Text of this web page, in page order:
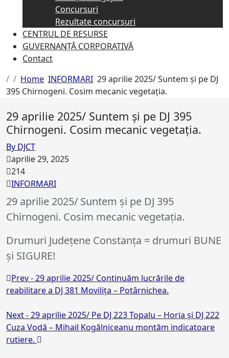
Concursuri
Rezultate concursuri
CENTRUL DE RESURSE
GUVERNANȚĂ CORPORATIVĂ
Contact
Home INFORMARI 29 aprilie 2025/ Suntem și pe DJ
395 Chirnogeni. Cosim mecanic vegetația.
29 aprilie 2025/ Suntem și pe DJ 395
Chirnogeni. Cosim mecanic vegetația.
By DJCT
aprilie 29, 2025
214
INFORMARI
29 aprilie 2025/ Suntem și pe DJ 395
Chirnogeni. Cosim mecanic vegetația.
Drumuri Județene Constanța = drumuri BUNE
și SIGURE!
Prev - 29 aprilie 2025/ Continuăm lucrările de
reabilitare a DJ 381 Movilița – Potârnichea.
Next - 29 aprilie 2025/ Pe DJ 223 Topalu – Horia și DJ 222
Cuza Vodă – Mihail Kogălniceanu montăm indicatoare
rutiere.